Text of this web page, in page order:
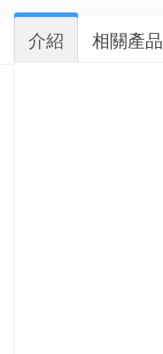
介紹 相關產品